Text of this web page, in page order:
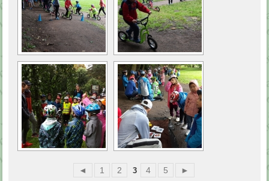
◄ 1 2 3 4 5 ►